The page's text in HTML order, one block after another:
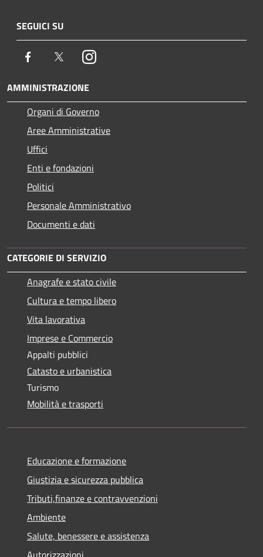
SEGUICI SU
Facebook TwitterInstagram
AMMINISTRAZIONE
Organi di Governo
Aree Amministrative
Uffici
Enti e fondazioni
Politici
Personale Amministrativo
Documenti e dati
CATEGORIE DI SERVIZIO
Anagrafe e stato civile
Cultura e tempo libero
Vita lavorativa
Imprese e Commercio
Appalti pubblici
Catasto e urbanistica
Turismo
Mobilità e trasporti
Educazione e formazione
Giustizia e sicurezza pubblica
Tributi,finanze e contravvenzioni
Ambiente
Salute, benessere e assistenza